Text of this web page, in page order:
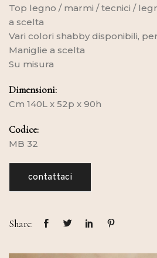
Top legno / marmi / tecnici /
a scelta
Vari colori shabby disponibili,
Maniglie a scelta
Su misura
Dimensioni:
Cm 140L x 52p x 90h
Codice:
MB 32
contattaci
Share: